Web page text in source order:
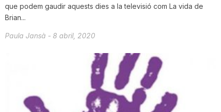
que podem gaudir aquests dies a la televisió com La vida de
Brian...
Paula Jansà - 8 abril, 2020